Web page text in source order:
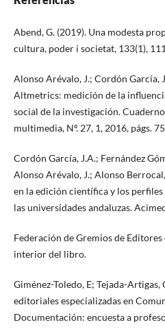
Abend, G. (2019). Una modesta
cultura, poder i societat, 133(1),
Alonso Arévalo, J.; Cordón García,
Altmetrics: medición de la
social de la investigación.
multimedia, Nº. 27, 1, 2016, págs.
Cordón García, J.A.; Fernández
Alonso Arévalo, J.; Alonso
en la edición científica y los
las universidades andaluzas.
Federación de Gremios de
interior del libro.
Giménez-Toledo, E; Tejada-
editoriales especializadas en
Documentación: encuesta a